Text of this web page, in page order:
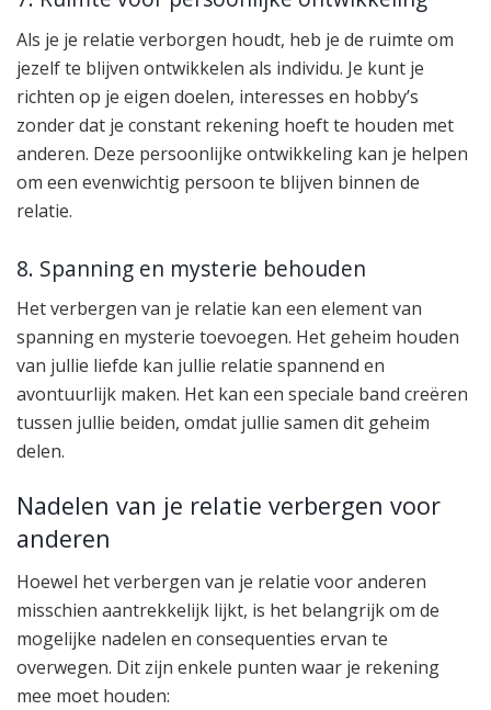
Als je je relatie verborgen houdt, heb je de ruimte om
jezelf te blijven ontwikkelen als individu. Je kunt je
richten op je eigen doelen, interesses en hobby’s
zonder dat je constant rekening hoeft te houden met
anderen. Deze persoonlijke ontwikkeling kan je helpen
om een evenwichtig persoon te blijven binnen de
relatie.
8. Spanning en mysterie behouden
Het verbergen van je relatie kan een element van
spanning en mysterie toevoegen. Het geheim houden
van jullie liefde kan jullie relatie spannend en
avontuurlijk maken. Het kan een speciale band creëren
tussen jullie beiden, omdat jullie samen dit geheim
delen.
Nadelen van je relatie verbergen voor
anderen
Hoewel het verbergen van je relatie voor anderen
misschien aantrekkelijk lijkt, is het belangrijk om de
mogelijke nadelen en consequenties ervan te
overwegen. Dit zijn enkele punten waar je rekening
mee moet houden: